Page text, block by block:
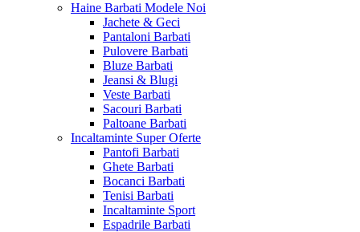
Haine Barbati Modele Noi
Jachete & Geci
Pantaloni Barbati
Pulovere Barbati
Bluze Barbati
Jeansi & Blugi
Veste Barbati
Sacouri Barbati
Paltoane Barbati
Incaltaminte Super Oferte
Pantofi Barbati
Ghete Barbati
Bocanci Barbati
Tenisi Barbati
Incaltaminte Sport
Espadrile Barbati